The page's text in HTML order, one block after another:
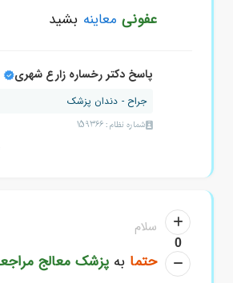
عفونی معاینه بشید
پاسخ دکتر رخساره زارع شهری
جراح - دندان پزشک
شماره نظام: 159366
0
سلام
حتما به پزشک معالج